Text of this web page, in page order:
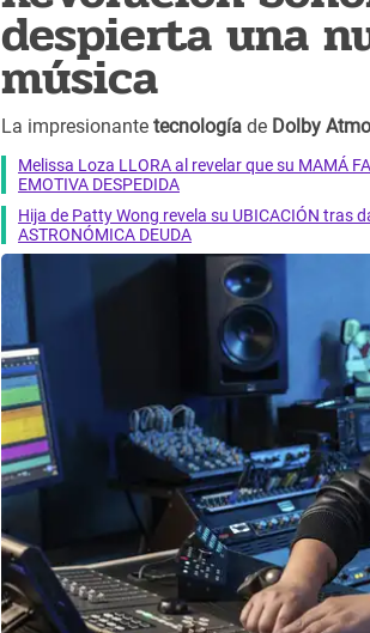
despierta una
música
La impresionante tecnología de Dolby
Melissa Loza LLORA al revelar que su MAMÁ
EMOTIVA DESPEDIDA
Hija de Patty Wong revela su UBICACIÓN tras
ASTRONÓMICA DEUDA